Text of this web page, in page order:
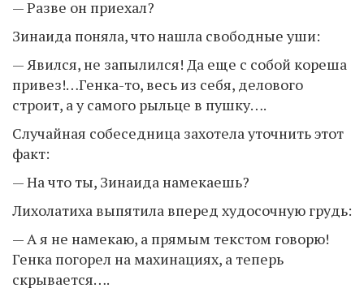
— Разве он приехал?
Зинаида поняла, что нашла свободные уши:
— Явился, не запылился! Да еще с собой кореша
привез!…Генка-то, весь из себя, делового
строит, а у самого рыльце в пушку….
Случайная собеседница захотела уточнить этот
факт:
— На что ты, Зинаида намекаешь?
Лихолатиха выпятила вперед худосочную грудь:
— А я не намекаю, а прямым текстом говорю!
Генка погорел на махинациях, а теперь
скрывается….